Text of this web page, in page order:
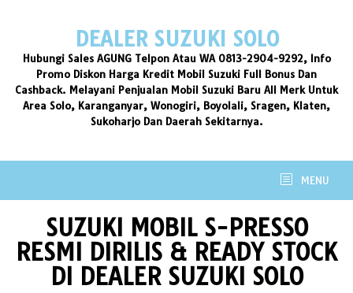
DEALER SUZUKI SOLO
Hubungi Sales AGUNG Telpon Atau WA 0813-2904-9292, Info
Promo Diskon Harga Kredit Mobil Suzuki Full Bonus Dan
Cashback. Melayani Penjualan Mobil Suzuki Baru All Merk Untuk
Area Solo, Karanganyar, Wonogiri, Boyolali, Sragen, Klaten,
Sukoharjo Dan Daerah Sekitarnya.
MENU
SUZUKI MOBIL S-PRESSO
RESMI DIRILIS & READY STOCK
DI DEALER SUZUKI SOLO